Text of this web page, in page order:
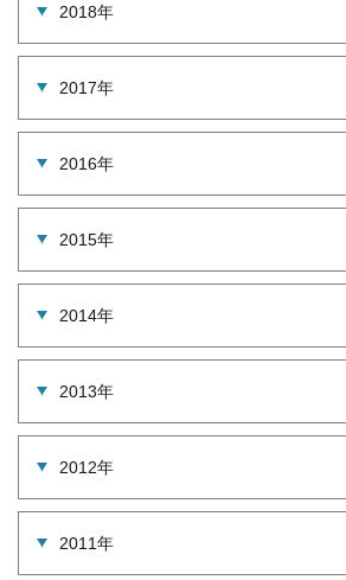
2018年
2017年
2016年
2015年
2014年
2013年
2012年
2011年